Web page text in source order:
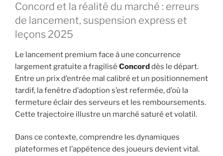
Concord et la réalité du marché : erreurs
de lancement, suspension express et
leçons 2025
Le lancement premium face à une concurrence
largement gratuite a fragilisé Concorddès le départ.
Entre un prix d’entrée mal calibré et un positionnement
tardif, la fenêtre d’adoption s’est refermée, d’où la
fermeture éclair des serveurs et les remboursements.
Cette trajectoire illustre un marché saturé et volatil.
Dans ce contexte, comprendre les dynamiques
plateformes et l’appétence des joueurs devient vital.